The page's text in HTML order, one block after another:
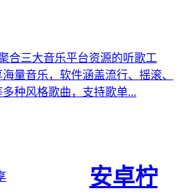
合三大音乐平台资源的听歌工
量音乐，软件涵盖流行、摇滚、
种风格歌曲，支持歌单...
安卓柠